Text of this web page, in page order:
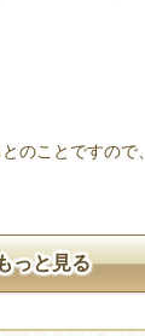
のことですので
っと見る